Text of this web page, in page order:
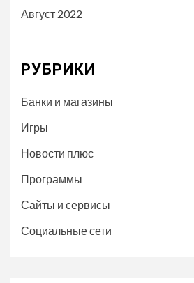
Август 2022
РУБРИКИ
Банки и магазины
Игры
Новости плюс
Программы
Сайты и сервисы
Социальные сети